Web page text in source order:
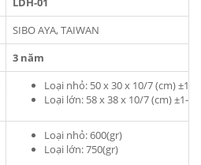
SIBO AYA, TAIWAN
3 năm
Loại nhỏ: 50 x 30 x 10/7 (cm) ±1-
Loại lớn: 58 x 38 x 10/7 (cm) ±1-
Loại nhỏ: 600(gr)
Loại lớn: 750(gr)